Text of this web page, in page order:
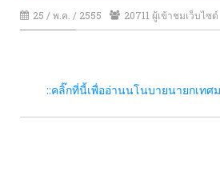
25 / พ.ค. / 2555 20711 ผู้เข้าชมเว็บไซต์
::คลิ๊กที่นี้เพื่ออ่านนโนบายนายกเทศ